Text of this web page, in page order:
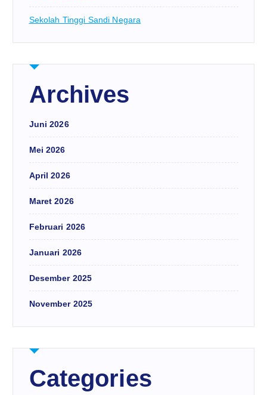
Sekolah Tinggi Sandi Negara
Archives
Juni 2026
Mei 2026
April 2026
Maret 2026
Februari 2026
Januari 2026
Desember 2025
November 2025
Categories